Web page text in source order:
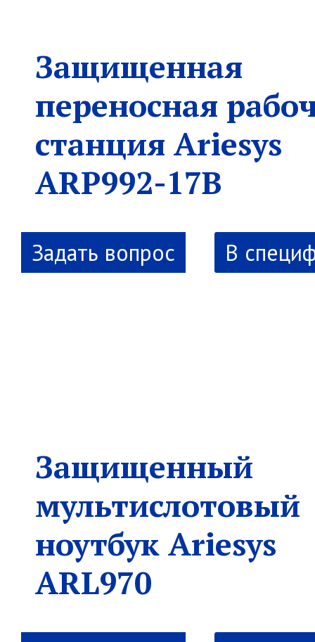
Защищенная
переносная
станция Ariesys
ARP992-17B
В
Защищенный
мультислотовый
ноутбук Ariesys
ARL970